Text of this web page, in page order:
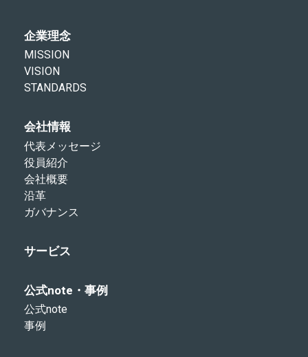
企業理念
MISSION
VISION
STANDARDS
会社情報
代表メッセージ
役員紹介
会社概要
沿革
ガバナンス
サービス
公式note・事例
公式note
事例